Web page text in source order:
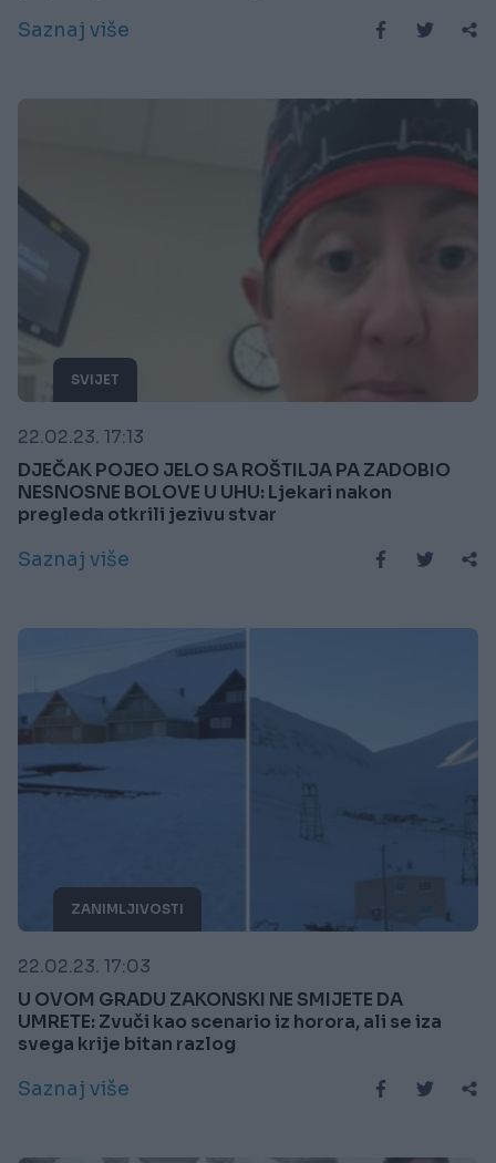
Saznaj više
SVIJET
22.02.23. 17:13
DJEČAK POJEO JELO SA ROŠTILJA PA ZADOBIO
NESNOSNE BOLOVE U UHU: Ljekari nakon
pregleda otkrili jezivu stvar
Saznaj više
ZANIMLJIVOSTI
22.02.23. 17:03
U OVOM GRADU ZAKONSKI NE SMIJETE DA
UMRETE: Zvuči kao scenario iz horora, ali se iza
svega krije bitan razlog
Saznaj više